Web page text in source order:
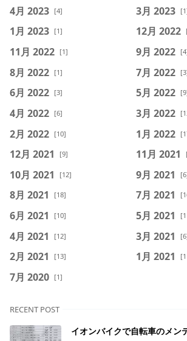
4月 2023 [4] 3月 2023
1月 2023 [1] 12月 2022
11月 2022 [1] 9月 2022
8月 2022 [1] 7月 2022
6月 2022 [3] 5月 2022
4月 2022 [6] 3月 2022
2月 2022 [10] 1月 2022
12月 2021 [9] 11月 2021
10月 2021 [12] 9月 2021
8月 2021 [18] 7月 2021
6月 2021 [10] 5月 2021
4月 2021 [12] 3月 2021
2月 2021 [13] 1月 2021
7月 2020 [1]
RECENT POST
イオンバイクで自転車のメン